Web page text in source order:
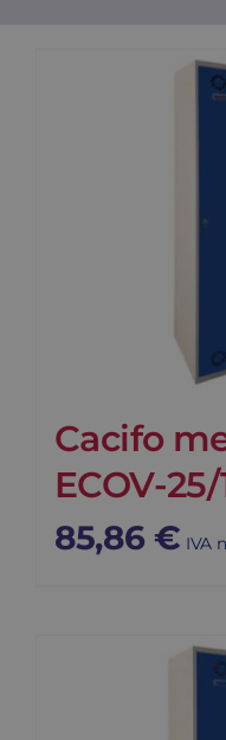
Cacifo
ECOV-
85,86 € IVA